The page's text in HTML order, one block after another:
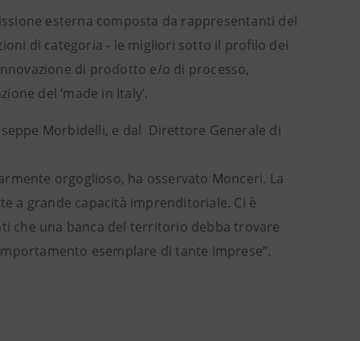
esterna composta da rappresentanti del
di categoria - le migliori sotto il profilo dei
di prodotto e/o di processo,
del ‘made in Italy’.
Morbidelli, e dal Direttore Generale di
orgoglioso, ha osservato Monceri. La
a grande capacità imprenditoriale. Ci è
che una banca del territorio debba trovare
esemplare di tante imprese”.